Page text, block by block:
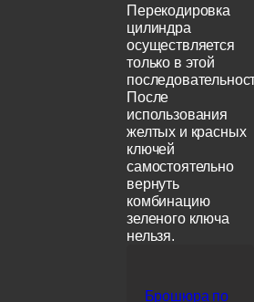
Перекодировка
цилиндра
осуществляется
только в этой
После
использования
желтых и красных
ключей
самостоятельно
вернуть
комбинацию
зеленого ключа
нельзя.
Брошюра по